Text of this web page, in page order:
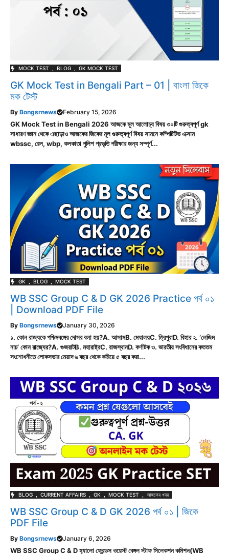
MOCK TEST BLOG GK MOCK TEST
GK Mock Test in Bengali Part – 01 | বাংলা জিকে
মক টেস্ট
By Bongsrnews February 15, 2026
GK Mock Test in Bengali 2026 আজকে মূল আলোচ্য বিষয় ৩০টি গুরুত্বপূর্ণ gk
সাধারণ জ্ঞান থেকে এছাড়াও আজকের জিকের মূল গুরুত্বপূর্ণ বিষয় সামনে কম্পিটিটিভ এক্সাম
wbssc, রেল, wbp, কলকাতা পুলিশ প্রভৃতি পরীক্ষার জন্য সম্পূর্ণ...
GK , BLOG , MOCK TEST
WB SSC Group C & D GK 2026 Practice পর্ব ০১
| Download PDF File
By Bongsrnews January 30, 2026
১. কোন রাজ্যকে পশ্চিমবঙ্গের দোসর বলা হয়?A. আসামB. মেঘালয়C. ত্রিপুরাD. বিহার ২. ‘লেজিম
নাচ’ কোন রাজ্যের?A. গুজরাটB. মহারাষ্ট্রC. রাজস্থানD. কর্ণাটক ৩. ভারতীয় সংবিধানের কততম
সংশোধনীতে লোকসভার মেয়াদ ৬ বছর থেকে কমিয়ে ৫ বছর করা...
BLOG , CURRENT AFFAIRS , GK , MOCK TEST , আজকের খবর
WB SSC Group C & D GK 2026 পর্ব ০১ | জিকে
PDF File
By Bongsrnews January 6, 2026
WB SSC Group C & D হ্যালো ফ্রেন্ডস ওয়েস্ট বেঙ্গল স্টাফ সিলেকশন কমিশন(WB